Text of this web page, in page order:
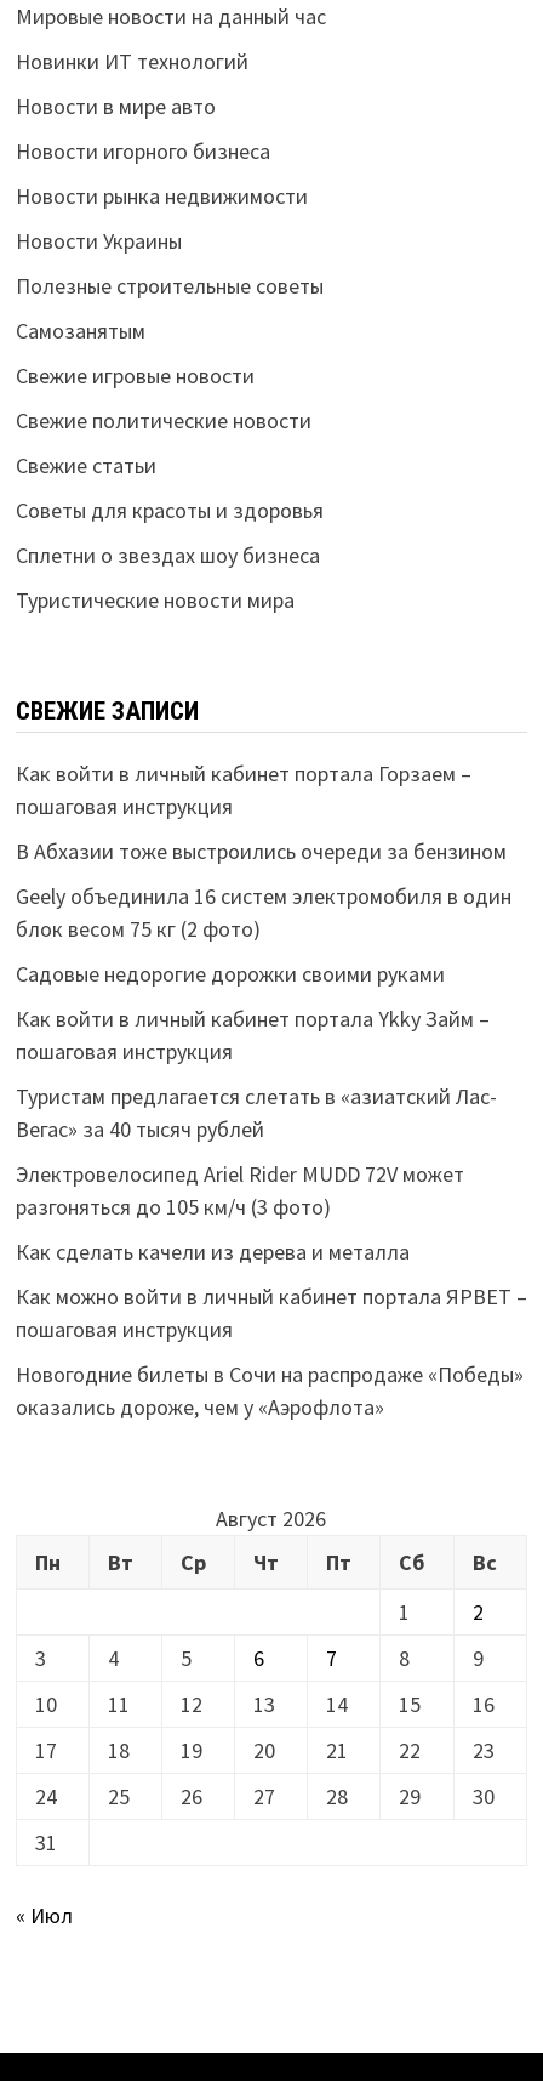
Мировые новости на данный час
Новинки ИТ технологий
Новости в мире авто
Новости игорного бизнеса
Новости рынка недвижимости
Новости Украины
Полезные строительные советы
Самозанятым
Свежие игровые новости
Свежие политические новости
Свежие статьи
Советы для красоты и здоровья
Сплетни о звездах шоу бизнеса
Туристические новости мира
СВЕЖИЕ ЗАПИСИ
Как войти в личный кабинет портала Горзаем –
пошаговая инструкция
В Абхазии тоже выстроились очереди за бензином
Geely объединила 16 систем электромобиля в один
блок весом 75 кг (2 фото)
Садовые недорогие дорожки своими руками
Как войти в личный кабинет портала Ykky Займ –
пошаговая инструкция
Туристам предлагается слетать в «азиатский Лас-
Вегас» за 40 тысяч рублей
Электровелосипед Ariel Rider MUDD 72V может
разгоняться до 105 км/ч (3 фото)
Как сделать качели из дерева и металла
Как можно войти в личный кабинет портала ЯРВЕТ –
пошаговая инструкция
Новогодние билеты в Сочи на распродаже «Победы»
оказались дороже, чем у «Аэрофлота»
Август 2026
Пн
Вт Ср Чт Пт Сб
Вс
1
2
3
4 5 6 7 8
9
10
11 12 13 14 15
16
17
18 19 20 21 22
23
24
25 26 27 28 29
30
31
« Июл